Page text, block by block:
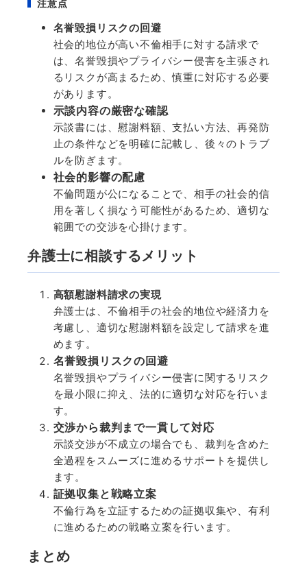
注意点
名誉毀損リスクの回避
社会的地位が高い不倫相手に対する請求で
は、名誉毀損やプライバシー侵害を主張され
るリスクが高まるため、慎重に対応する必要
があります。
示談内容の厳密な確認
示談書には、慰謝料額、支払い方法、再発防
止の条件などを明確に記載し、後々のトラブ
ルを防ぎます。
社会的影響の配慮
不倫問題が公になることで、相手の社会的信
用を著しく損なう可能性があるため、適切な
範囲での交渉を心掛けます。
弁護士に相談するメリット
高額慰謝料請求の実現
弁護士は、不倫相手の社会的地位や経済力を
考慮し、適切な慰謝料額を設定して請求を進
めます。
名誉毀損リスクの回避
名誉毀損やプライバシー侵害に関するリスク
を最小限に抑え、法的に適切な対応を行いま
す。
交渉から裁判まで一貫して対応
示談交渉が不成立の場合でも、裁判を含めた
全過程をスムーズに進めるサポートを提供し
ます。
証拠収集と戦略立案
不倫行為を立証するための証拠収集や、有利
に進めるための戦略立案を行います。
まとめ